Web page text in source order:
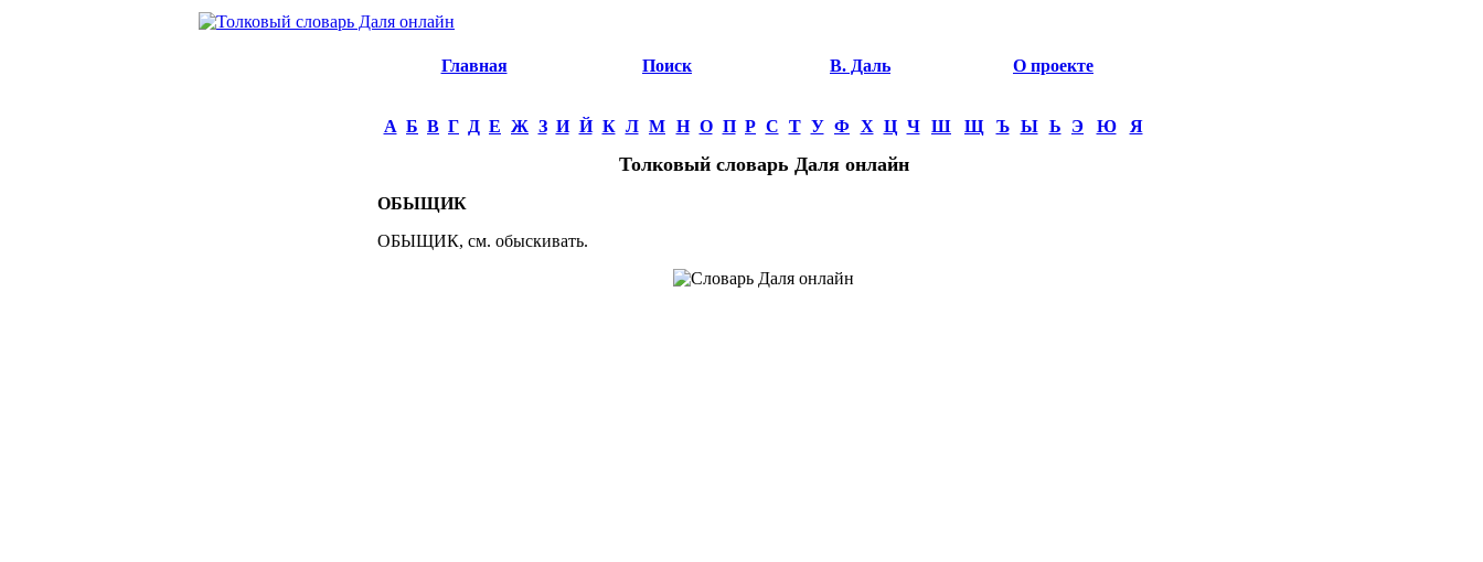
Главная Поиск В. Даль О проекте
А Б В Г Д Е Ж З И Й К Л М Н О П Р С Т У Ф Х Ц Ч Ш Щ Ъ Ы Ь Э Ю Я
Толковый словарь Даля онлайн
ОБЫЩИК
ОБЫЩИК, см. обыскивать.